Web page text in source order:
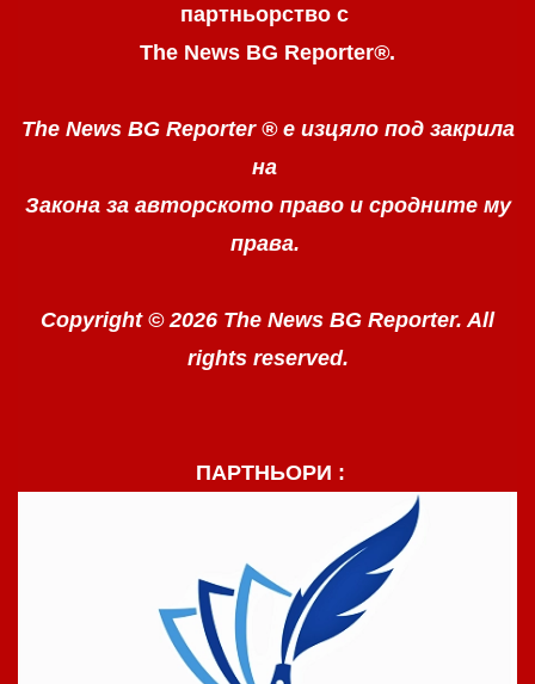
партньорство с
The News BG Reporter®.
The News BG Reporter ® е изцяло под закрила
на
Закона за авторското право и сродните му
права.
Copyright © 2026 The News BG Reporter. All
rights reserved.
ПАРТНЬОРИ :